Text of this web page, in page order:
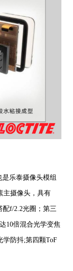
是乐泰摄像头模组
主摄像头，具有
配f/2.2光圈；第三
10倍混合光学变焦
学防抖;第四颗ToF